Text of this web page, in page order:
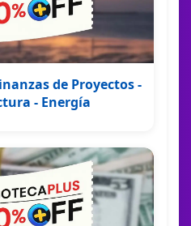
de Proyectos -
- Energía